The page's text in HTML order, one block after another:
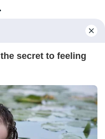
користування